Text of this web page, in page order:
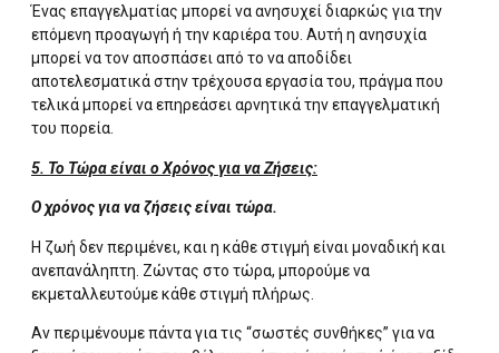
Ένας επαγγελματίας μπορεί να ανησυχεί διαρκώς για την
επόμενη προαγωγή ή την καριέρα του. Αυτή η ανησυχία
μπορεί να τον αποσπάσει από το να αποδίδει
αποτελεσματικά στην τρέχουσα εργασία του, πράγμα που
τελικά μπορεί να επηρεάσει αρνητικά την επαγγελματική
του πορεία.
5. Το Τώρα είναι ο Χρόνος για να Ζήσεις:
Ο χρόνος για να ζήσεις είναι τώρα.
Η ζωή δεν περιμένει, και η κάθε στιγμή είναι μοναδική και
ανεπανάληπτη. Ζώντας στο τώρα, μπορούμε να
εκμεταλλευτούμε κάθε στιγμή πλήρως.
Αν περιμένουμε πάντα για τις “σωστές συνθήκες” για να